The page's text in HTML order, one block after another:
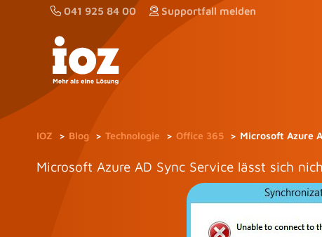
041 925 84 00 Supportfall melden
IOZ Blog Technologie Office 365 Microsoft Azure
Microsoft Azure AD Sync Service lässt sich